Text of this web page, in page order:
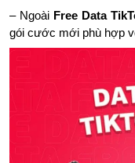
– Ngoài Free Data
gói cước mới phù hợp